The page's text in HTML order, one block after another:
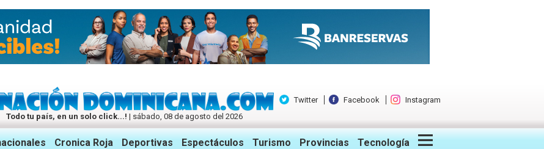
Todo tu país, en un solo click...! | sábado, 08 de agosto del 2026
Twitter Facebook Instagram
Cronica Roja Deportivas Espectáculos Turismo Provincias Tecnología